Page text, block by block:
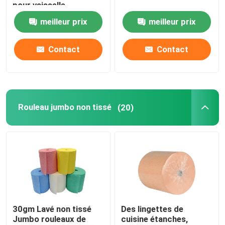
Visite de l'usine
Contrôle de la qualité
Nous contacter
Nouvelles
Demandez un devis
Tissus non tissés
Rouleau jumbo non tissé
pour vaisselle
meilleur prix
Contact
meilleur prix
Contact
Rouleau jumbo non tissé (20)
30gm Lavé non tissé
Jumbo rouleaux de
Des lingettes de
cuisine étanches,